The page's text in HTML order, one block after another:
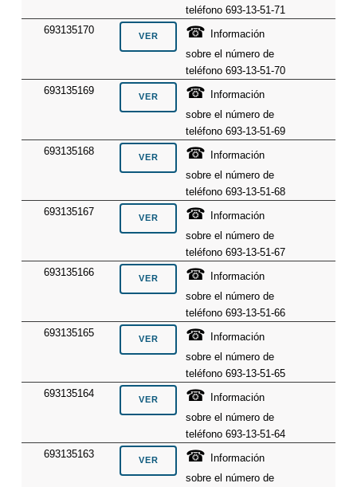
teléfono 693-13-51-71
693135170
☎
Información
sobre el número de
teléfono 693-13-51-70
693135169
☎
Información
sobre el número de
teléfono 693-13-51-69
693135168
☎
Información
sobre el número de
teléfono 693-13-51-68
693135167
☎
Información
sobre el número de
teléfono 693-13-51-67
693135166
☎
Información
sobre el número de
teléfono 693-13-51-66
693135165
☎
Información
sobre el número de
teléfono 693-13-51-65
693135164
☎
Información
sobre el número de
teléfono 693-13-51-64
693135163
☎
Información
sobre el número de